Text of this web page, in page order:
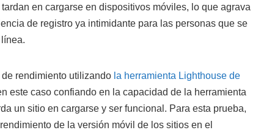
en cargarse en dispositivos móviles, lo que agrava
de registro ya intimidante para las personas que se
rendimiento utilizando la herramienta Lighthouse de
este caso confiando en la capacidad de la herramienta
un sitio en cargarse y ser funcional. Para esta prueba,
de la versión móvil de los sitios en el